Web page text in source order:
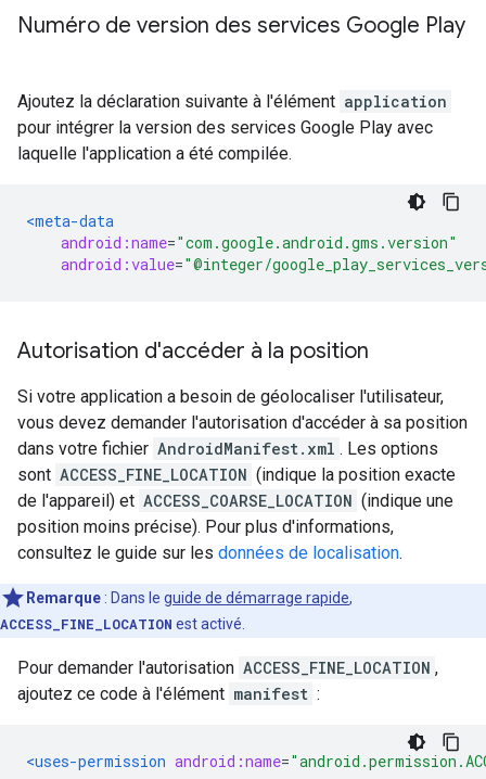
Numéro de version des services Google Play
Ajoutez la déclaration suivante à l'élément application
pour intégrer la version des services Google Play avec
laquelle l'application a été compilée.
<meta-data
android:name="com.google.android.gms.version"
android:value="@integer/
Autorisation d'accéder à la position
Si votre application a besoin de géolocaliser l'utilisateur,
vous devez demander l'autorisation d'accéder à sa position
dans votre fichier AndroidManifest.xml . Les options
sont ACCESS_FINE_LOCATION (indique la position exacte
de l'appareil) et ACCESS_COARSE_LOCATION (indique une
position moins précise). Pour plus d'informations,
consultez le guide sur les données de localisation.
Remarque : Dans le guide de démarrage rapide,
ACCESS_FINE_LOCATION est activé.
Pour demander l'autorisation ACCESS_FINE_LOCATION ,
ajoutez ce code à l'élément manifest :
<uses-permission android:name=